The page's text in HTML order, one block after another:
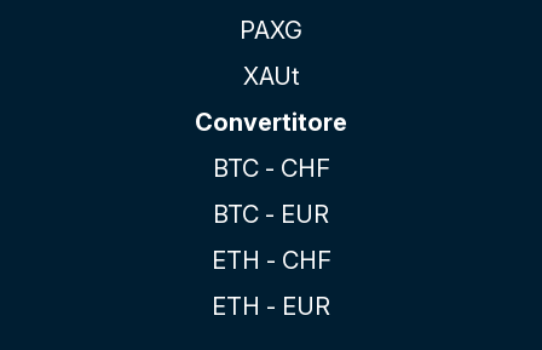
PAXG
XAUt
Convertitore
BTC - CHF
BTC - EUR
ETH - CHF
ETH - EUR